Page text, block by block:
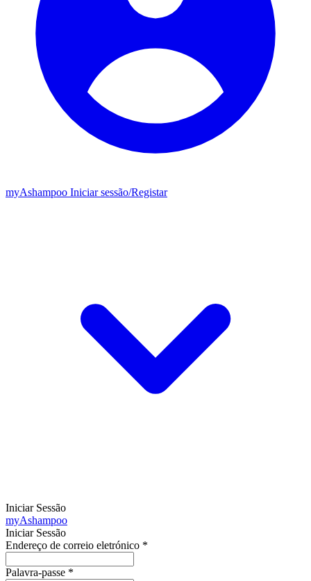
myAshampoo Iniciar sessão/Registar
Iniciar Sessão
myAshampoo
Iniciar Sessão
Endereço de correio eletrónico *
Palavra-passe *